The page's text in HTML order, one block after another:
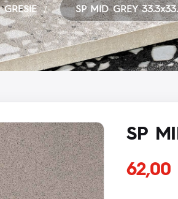
GRESIE SP MID GREY
SP
62,00